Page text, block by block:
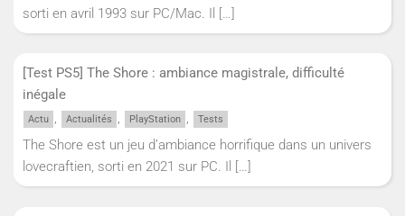
sorti en avril 1993 sur PC/Mac. Il […]
[Test PS5] The Shore : ambiance magistrale, difficulté
inégale
Actu , Actualités , PlayStation , Tests
The Shore est un jeu d’ambiance horrifique dans un univers
lovecraftien, sorti en 2021 sur PC. Il
[…]